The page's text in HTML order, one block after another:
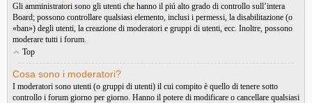
Gli amministratori sono gli utenti che hanno il piú alto grado di controllo sull’intera
Board; possono controllare qualsiasi elemento, inclusi i permessi, la disabilitazione (o
«ban») degli utenti, la creazione di moderatori e gruppi di utenti, ecc. Inoltre, possono
moderare tutti i forum.
Top
Cosa sono i moderatori?
I moderatori sono utenti (o gruppi di utenti) il cui compito è quello di tenere sotto
controllo i forum giorno per giorno. Hanno il potere di modificare o cancellare qualsiasi